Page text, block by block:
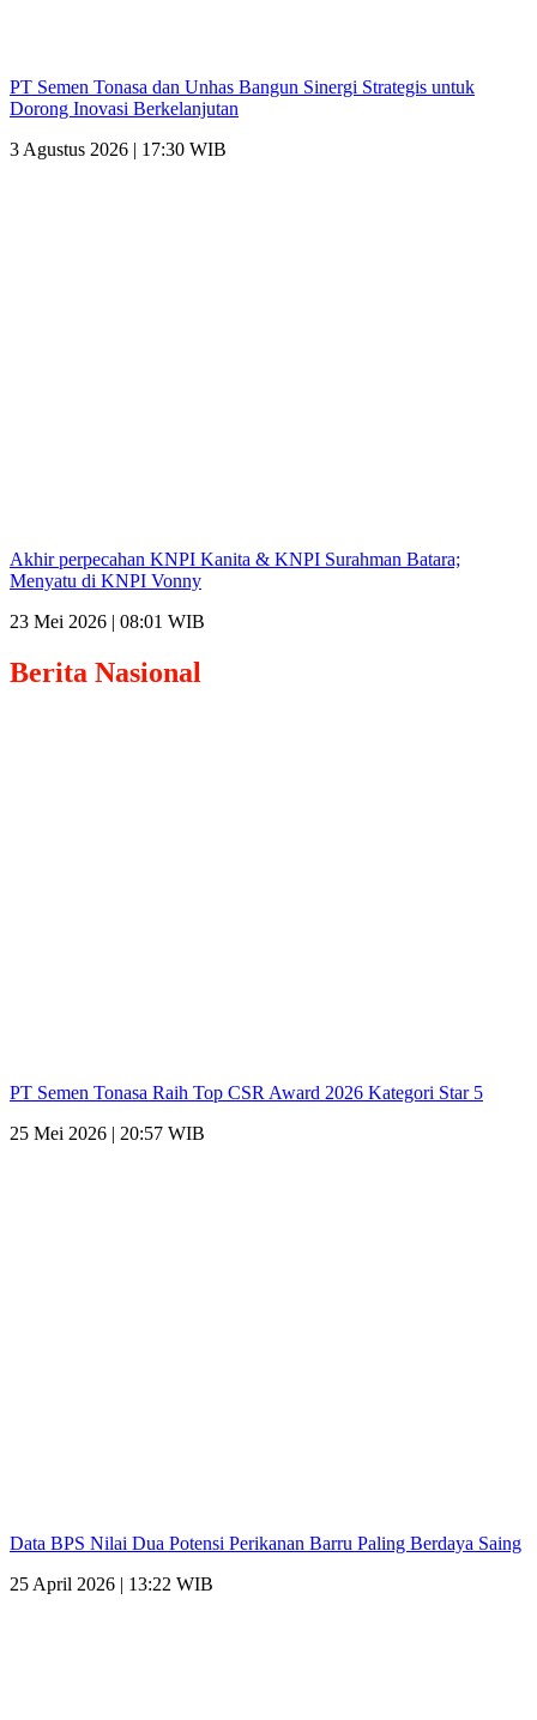
PT Semen Tonasa dan Unhas Bangun Sinergi Strategis untuk
Dorong Inovasi Berkelanjutan
3 Agustus 2026 | 17:30 WIB
Akhir perpecahan KNPI Kanita & KNPI Surahman Batara;
Menyatu di KNPI Vonny
23 Mei 2026 | 08:01 WIB
Berita Nasional
PT Semen Tonasa Raih Top CSR Award 2026 Kategori Star 5
25 Mei 2026 | 20:57 WIB
Data BPS Nilai Dua Potensi Perikanan Barru Paling Berdaya Saing
25 April 2026 | 13:22 WIB